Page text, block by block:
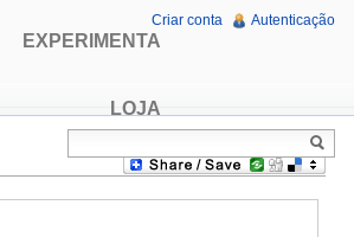
EXPERIMENTA
LOJA
Criar conta Autenticação